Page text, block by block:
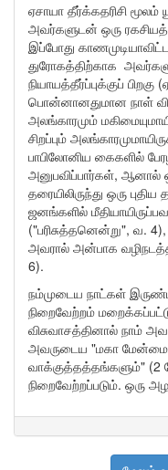
ஏசாயா தீர்க்கதரிசி
அவர்களுடன் ஒரு
இப்போது
துரோகத்திற்காக
நியாயத்தீர்ப்புக்குப் பிறகு
பொன்னானதுமான நாள்
அலங்காரமும்
சிறப்பும்
பாபிலோனிய கைகளில்
அனுபவிப்பார்கள், ஆனால்
தரையிலிருந்து ஒரு
ஜனங்களில்
("பரிசுத்தனென்று", வ. 4),
அவரால் அன்பாக
6).
நம்முடைய நாட்கள்
நிறைவேற்றம்
விசுவாசத்தினால் நாம்
அவருடைய "மகா
வாக்குத்தத்தங்களும்" (2
நிறைவேற்றப்படும். ஒரு